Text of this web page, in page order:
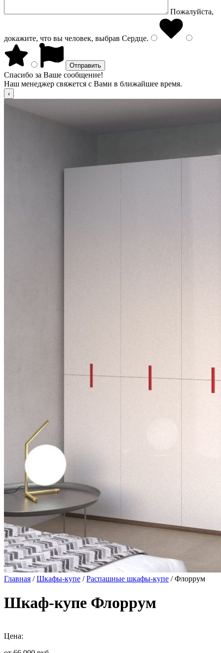
Пожалуйста,
докажите, что вы человек, выбрав Сердце.
Спасибо за Ваше сообщение!
Наш менеджер свяжется с Вами в ближайшее время.
Главная /Шкафы-купе /Распашные шкафы-купе / Флоррум
Шкаф-купе Флоррум
Цена: